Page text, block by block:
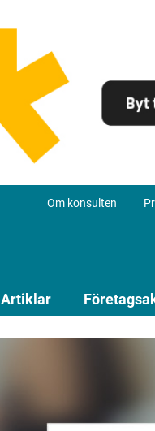
Om konsulten
Artiklar